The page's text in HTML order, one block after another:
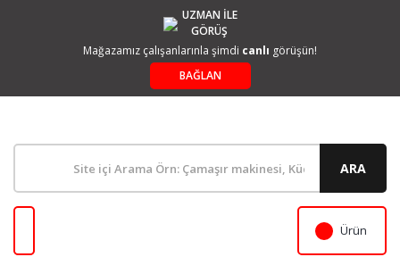
UZMAN İLE
GÖRÜŞ
Mağazamız çalışanlarınla şimdi canlı görüşün!
BAĞLAN
ARA
Ürün